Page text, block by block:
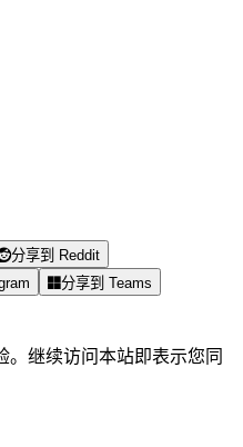
分享到 Reddit
分享到 Teams
。继续访问本站即表示您同